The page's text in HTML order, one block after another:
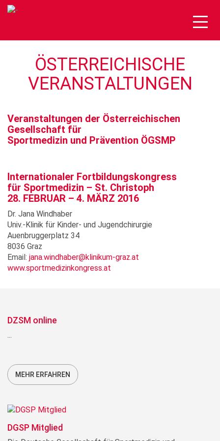
ÖSTERREICHISCHE
VERANSTALTUNGEN
Veranstaltungen der Österreichischen
Gesellschaft für
Sportmedizin und Prävention ÖGSMP
Internationaler Fortbildungskongress
für Sportmedizin – St. Christoph
28. FEBRUAR – 4. MÄRZ 2016
Dr. Jana Windhaber
Univ.-Klinik für Kinder- und Jugendchirurgie
Auenbruggerplatz 34
8036 Graz
Email: jana.windhaber@klinikum-graz.at
www.sportmedizinkongress.at
DZSM online
...
MEHR ERFAHREN
DGSP Mitglied